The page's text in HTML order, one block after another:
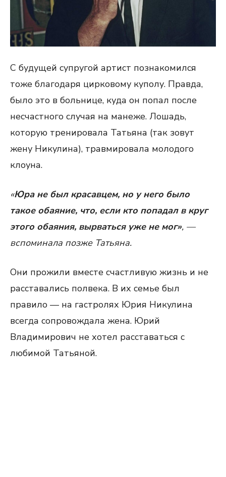
С будущей супругой артист познакомился
тоже благодаря цирковому куполу. Правда,
было это в больнице, куда он попал после
несчастного случая на манеже. Лошадь,
которую тренировала Татьяна (так зовут
жену Никулина), травмировала молодого
клоуна.
«Юра не был красавцем, но у него было
такое обаяние, что, если кто попадал в круг
этого обаяния, вырваться уже не мог», —
вспоминала позже Татьяна.
Они прожили вместе счастливую жизнь и не
расставались полвека. В их семье был
правило — на гастролях Юрия Никулина
всегда сопровождала жена. Юрий
Владимирович не хотел расставаться с
любимой Татьяной.